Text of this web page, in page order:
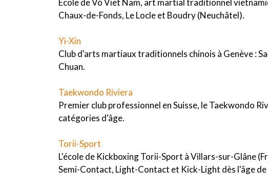
Ecole de Võ Viet Nam, art martial traditionnel
Chaux-de-Fonds, Le Locle et Boudry (Neuchâtel).
Yi-Xin
Club d'arts martiaux traditionnels chinois à Genève :
Chuan.
Taekwondo Riviera
Premier club professionnel en Suisse, le Taekwondo
catégories d'âge.
Torii-Sport
L'école de Kickboxing Torii-Sport à Villars-sur-Glâne
Semi-Contact, Light-Contact et Kick-Light dès l'âge de